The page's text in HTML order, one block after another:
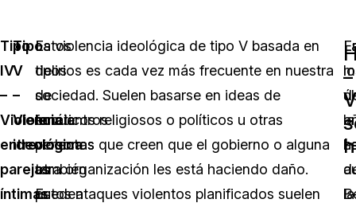
Tipo
IV
–
Violencia
entre
parejas
íntimas
Estos
tipos
de
encuentros
violentos
también
pueden
Tipo
V
–
Violencia
ideológica
La violencia ideológica de tipo V basada en
delirios es cada vez más frecuente en nuestra
sociedad. Suelen basarse en ideas de
fanáticos religiosos o políticos u otras
personas que creen que el gobierno o alguna
otra organización les está haciendo daño.
Estos ataques violentos planificados suelen
–
la
la